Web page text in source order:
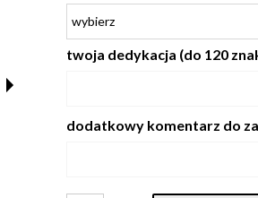
twoja dedykacja (do 120
dodatkowy komentarz do